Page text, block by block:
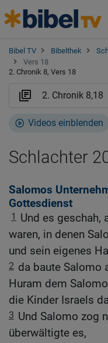
Bibel TV Bibelthek
Vers 18
2. Chronik 8, Vers 18
Videos einblenden
Schlachter
Salomos
Gottesdienst
1
Und es geschah,
waren, in denen
und sein eigenes
2 da baute Salomo
Huram dem
die Kinder Israels
3 Und Salomo zog
überwältigte es,